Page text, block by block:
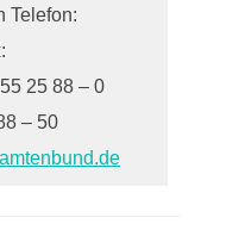
Telefon:
25 88 – 0
– 50